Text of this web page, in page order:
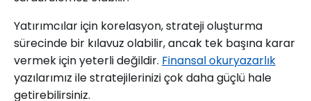
Yatırımcılar için korelasyon, strateji oluşturma
sürecinde bir kılavuz olabilir, ancak tek başına karar
vermek için yeterli değildir. Finansal okuryazarlık
yazılarımız ile stratejilerinizi çok daha güçlü hale
getirebilirsiniz.